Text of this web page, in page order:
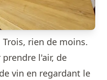
rien de moins.
l'air, de
vin en regardant le